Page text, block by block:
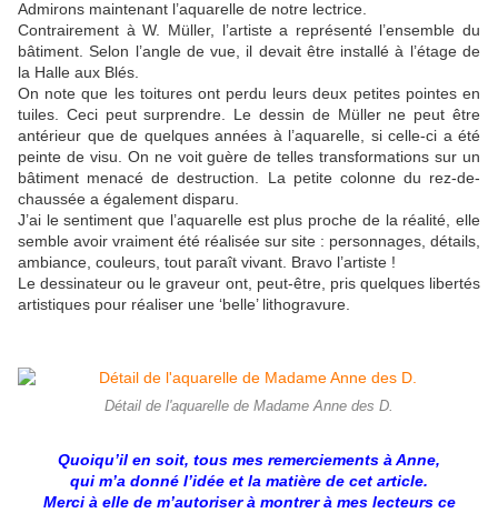
Admirons maintenant l’aquarelle de notre lectrice.
Contrairement à W. Müller, l’artiste a représenté l’ensemble du
bâtiment. Selon l’angle de vue, il devait être installé à l’étage de
la Halle aux Blés.
On note que les toitures ont perdu leurs deux petites pointes en
tuiles. Ceci peut surprendre. Le dessin de Müller ne peut être
antérieur que de quelques années à l’aquarelle, si celle-ci a été
peinte de visu. On ne voit guère de telles transformations sur un
bâtiment menacé de destruction. La petite colonne du rez-de-
chaussée a également disparu.
J’ai le sentiment que l’aquarelle est plus proche de la réalité, elle
semble avoir vraiment été réalisée sur site : personnages, détails,
ambiance, couleurs, tout paraît vivant. Bravo l’artiste !
Le dessinateur ou le graveur ont, peut-être, pris quelques libertés
artistiques pour réaliser une ‘belle’ lithogravure.
Détail de l'aquarelle de Madame Anne des D.
Quoiqu’il en soit, tous mes remerciements à Anne,
qui m’a donné l’idée et la matière de cet article.
Merci à elle de m’autoriser à montrer à mes lecteurs ce